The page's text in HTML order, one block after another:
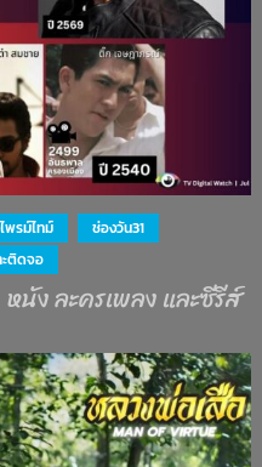
พรม์ไทม์
ช่องวัน31
ะติดจอ
นัง ละครเพลง และซีรีส์